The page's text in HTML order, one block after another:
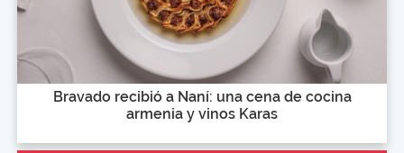
Bravado recibió a Naní: una cena de cocina
armenia y vinos Karas